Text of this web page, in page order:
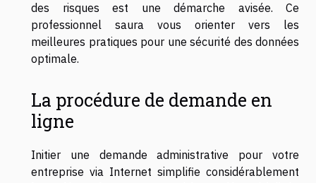
des risques est une démarche avisée. Ce
professionnel saura vous orienter vers les
meilleures pratiques pour une sécurité des données
optimale.
La procédure de demande en
ligne
Initier une demande administrative pour votre
entreprise via Internet simplifie considérablement